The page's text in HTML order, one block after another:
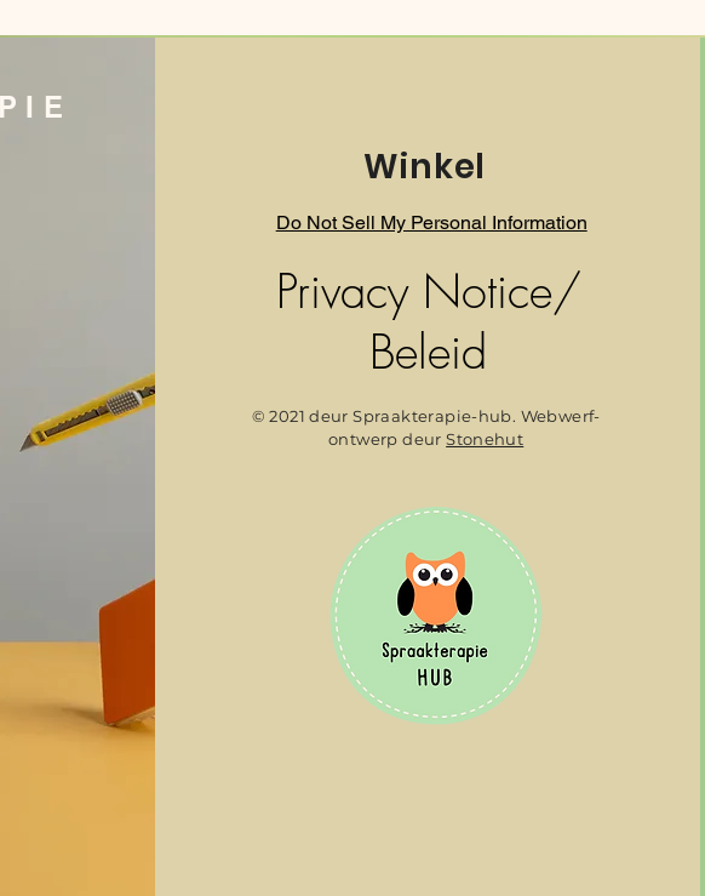
Winkel
Do Not Sell My Personal Information
Privacy Notice/
Beleid
© 2021 deur Spraakterapie-hub. Webwerf-
ontwerp deurStonehut